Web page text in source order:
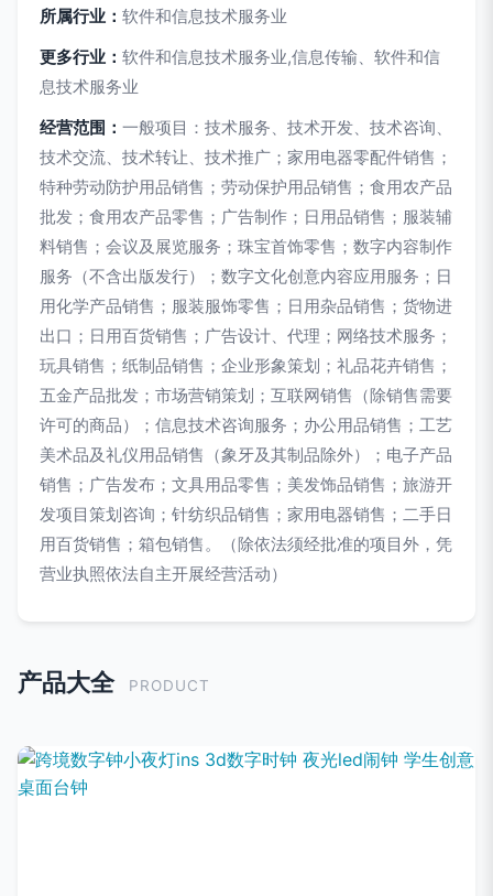
所属行业： 软件和信息技术服务业
更多行业： 软件和信息技术服务业,信息传输、软件和信
息技术服务业
经营范围： 一般项目：技术服务、技术开发、技术咨询、
技术交流、技术转让、技术推广；家用电器零配件销售；
特种劳动防护用品销售；劳动保护用品销售；食用农产品
批发；食用农产品零售；广告制作；日用品销售；服装辅
料销售；会议及展览服务；珠宝首饰零售；数字内容制作
服务（不含出版发行）；数字文化创意内容应用服务；日
用化学产品销售；服装服饰零售；日用杂品销售；货物进
出口；日用百货销售；广告设计、代理；网络技术服务；
玩具销售；纸制品销售；企业形象策划；礼品花卉销售；
五金产品批发；市场营销策划；互联网销售（除销售需要
许可的商品）；信息技术咨询服务；办公用品销售；工艺
美术品及礼仪用品销售（象牙及其制品除外）；电子产品
销售；广告发布；文具用品零售；美发饰品销售；旅游开
发项目策划咨询；针纺织品销售；家用电器销售；二手日
用百货销售；箱包销售。（除依法须经批准的项目外，凭
营业执照依法自主开展经营活动）
产品大全 PRODUCT